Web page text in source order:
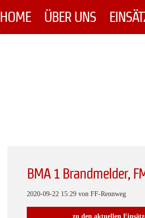
HOME ÜBER UNS
BMA 1 Brandmelder,
2020-09-22 15:29 von FF-Rennweg
zu den aktuellen